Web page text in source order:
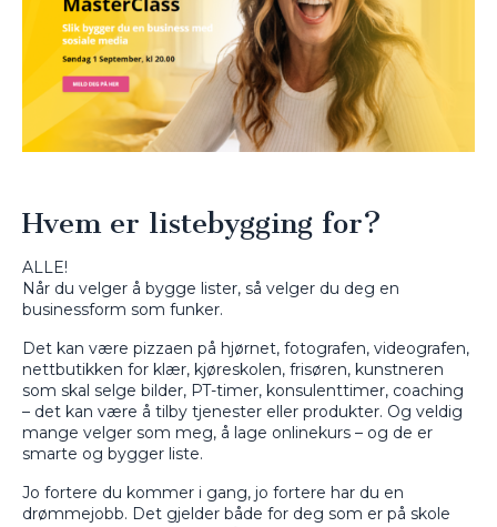
Hvem er listebygging for?
ALLE!
Når du velger å bygge lister, så velger du deg en
businessform som funker.
Det kan være pizzaen på hjørnet, fotografen, videografen,
nettbutikken for klær, kjøreskolen, frisøren, kunstneren
som skal selge bilder, PT-timer, konsulenttimer, coaching
– det kan være å tilby tjenester eller produkter. Og veldig
mange velger som meg, å lage onlinekurs – og de er
smarte og bygger liste.
Jo fortere du kommer i gang, jo fortere har du en
drømmejobb. Det gjelder både for deg som er på skole